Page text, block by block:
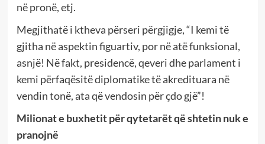
në pronë, etj.
Megjithatë i ktheva përseri përgjigje, “I kemi të
gjitha në aspektin figuartiv, por në atë funksional,
asnjë! Në fakt, presidencë, qeveri dhe parlament i
kemi përfaqësitë diplomatike të akredituara në
vendin tonë, ata që vendosin për çdo gjë”!
Milionat e buxhetit për qytetarët që shtetin nuk e
pranojnë